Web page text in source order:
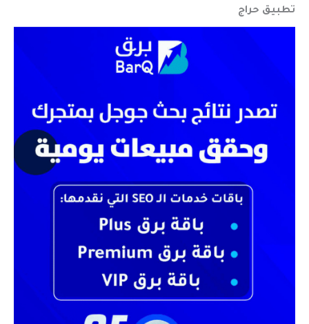
تطبيق حراج